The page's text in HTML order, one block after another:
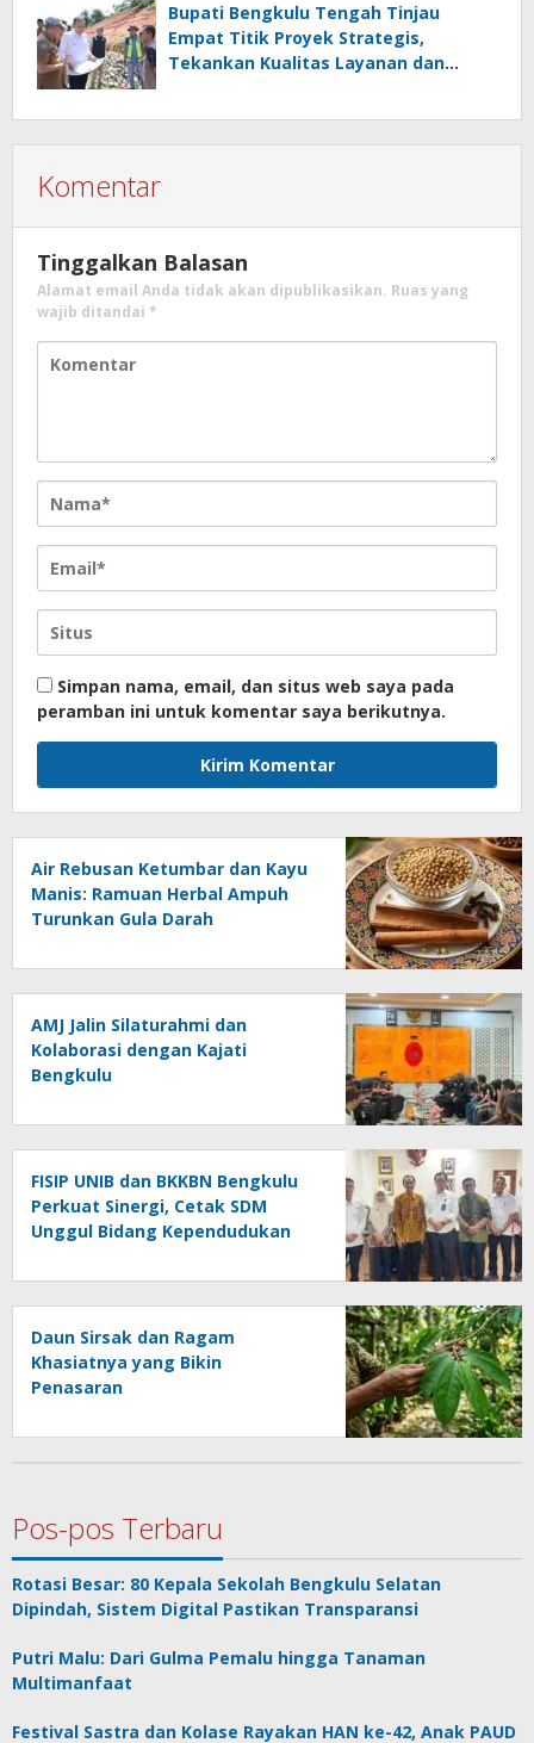
Bupati Bengkulu Tengah Tinjau
Empat Titik Proyek Strategis,
Tekankan Kualitas Layanan dan
Komentar
Tinggalkan Balasan
Alamat email Anda tidak akan dipublikasikan. Ruas yang
wajib ditandai *
Simpan nama, email, dan situs web saya pada
peramban ini untuk komentar saya berikutnya.
Air Rebusan Ketumbar dan Kayu
Manis: Ramuan Herbal Ampuh
Turunkan Gula Darah
AMJ Jalin Silaturahmi dan
Kolaborasi dengan Kajati
Bengkulu
FISIP UNIB dan BKKBN Bengkulu
Perkuat Sinergi, Cetak SDM
Unggul Bidang Kependudukan
Daun Sirsak dan Ragam
Khasiatnya yang Bikin
Penasaran
Pos-pos Terbaru
Rotasi Besar: 80 Kepala Sekolah Bengkulu Selatan
Dipindah, Sistem Digital Pastikan Transparansi
Putri Malu: Dari Gulma Pemalu hingga Tanaman
Multimanfaat
Festival Sastra dan Kolase Rayakan HAN ke-42, Anak PAUD